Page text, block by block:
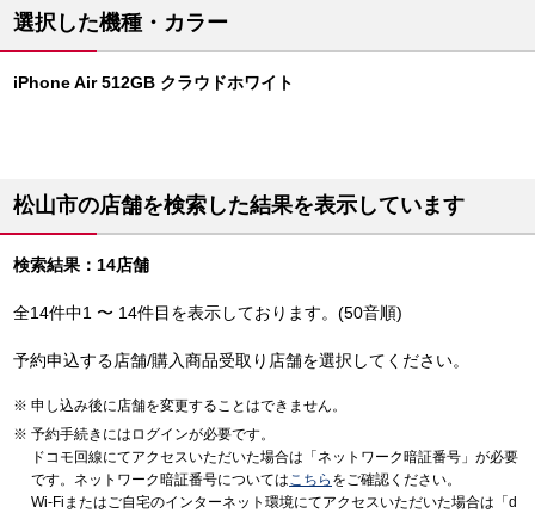
選択した機種・カラー
iPhone Air 512GB クラウドホワイト
松山市の店舗を検索した結果を表示しています
検索結果：14店舗
全14件中1 〜 14件目を表示しております。(50音順)
予約申込する店舗/購入商品受取り店舗を選択してください。
申し込み後に店舗を変更することはできません。
予約手続きにはログインが必要です。
ドコモ回線にてアクセスいただいた場合は「ネットワーク暗証番号」が必要
です。ネットワーク暗証番号についてはこちら をご確認ください。
Wi-Fiまたはご自宅のインターネット環境にてアクセスいただいた場合は「d